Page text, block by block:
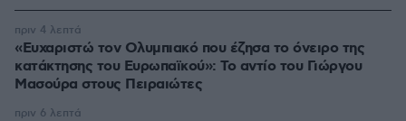
«Ευχαριστώ τον Ολυμπιακό που έζησα το όνειρο της
κατάκτησης του Ευρωπαϊκού»: Το αντίο του Γιώργου
Μασούρα στους Πειραιώτες
πριν 4 λεπτά
πριν 6 λεπτά